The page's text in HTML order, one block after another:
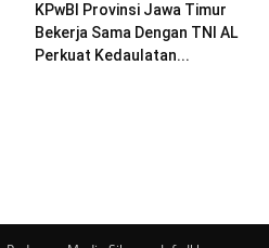
KPwBI Provinsi Jawa Timur
Bekerja Sama Dengan TNI AL
Perkuat Kedaulatan...